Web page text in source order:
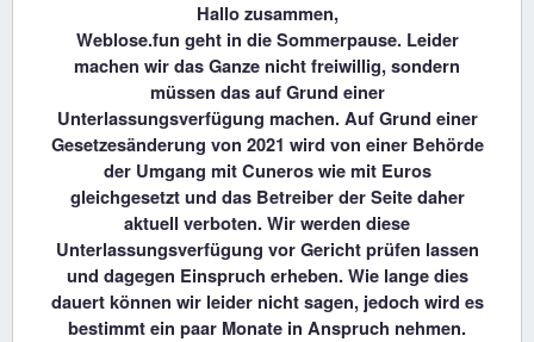
Hallo zusammen,
Weblose.fun geht in die Sommerpause. Leider
machen wir das Ganze nicht freiwillig, sondern
müssen das auf Grund einer
Unterlassungsverfügung machen. Auf Grund einer
Gesetzesänderung von 2021 wird von einer Behörde
der Umgang mit Cuneros wie mit Euros
gleichgesetzt und das Betreiber der Seite daher
aktuell verboten. Wir werden diese
Unterlassungsverfügung vor Gericht prüfen lassen
und dagegen Einspruch erheben. Wie lange dies
dauert können wir leider nicht sagen, jedoch wird es
bestimmt ein paar Monate in Anspruch nehmen.